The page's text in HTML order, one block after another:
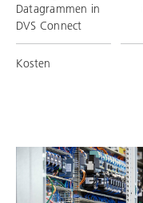
Datagrammen in
DVS Connect
Kosten